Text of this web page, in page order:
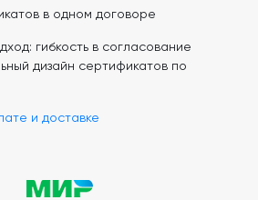
в одном договоре
гибкость в согласование
дизайн сертификатов по
и доставке